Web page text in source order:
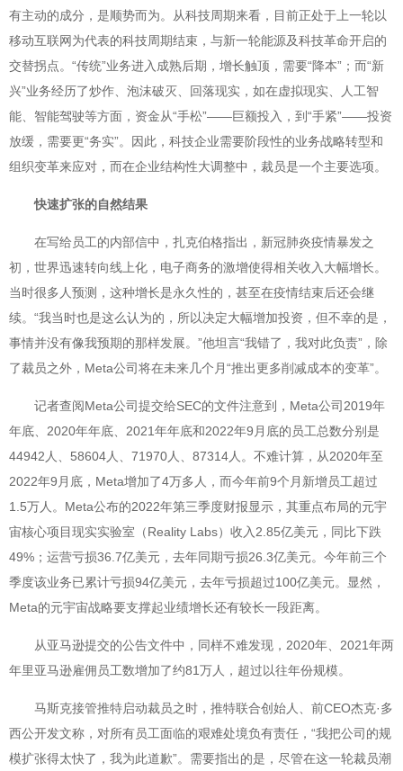
有主动的成分，是顺势而为。从科技周期来看，目前正处于上一轮以
移动互联网为代表的科技周期结束，与新一轮能源及科技革命开启的
交替拐点。“传统”业务进入成熟后期，增长触顶，需要“降本”；而“新
兴”业务经历了炒作、泡沫破灭、回落现实，如在虚拟现实、人工智
能、智能驾驶等方面，资金从“手松”——巨额投入，到“手紧”——投资
放缓，需要更“务实”。因此，科技企业需要阶段性的业务战略转型和
组织变革来应对，而在企业结构性大调整中，裁员是一个主要选项。
快速扩张的自然结果
在写给员工的内部信中，扎克伯格指出，新冠肺炎疫情暴发之
初，世界迅速转向线上化，电子商务的激增使得相关收入大幅增长。
当时很多人预测，这种增长是永久性的，甚至在疫情结束后还会继
续。“我当时也是这么认为的，所以决定大幅增加投资，但不幸的是，
事情并没有像我预期的那样发展。”他坦言“我错了，我对此负责”，除
了裁员之外，Meta公司将在未来几个月“推出更多削减成本的变革”。
记者查阅Meta公司提交给SEC的文件注意到，Meta公司2019年
年底、2020年年底、2021年年底和2022年9月底的员工总数分别是
44942人、58604人、71970人、87314人。不难计算，从2020年至
2022年9月底，Meta增加了4万多人，而今年前9个月新增员工超过
1.5万人。Meta公布的2022年第三季度财报显示，其重点布局的元宇
宙核心项目现实实验室（Reality Labs）收入2.85亿美元，同比下跌
49%；运营亏损36.7亿美元，去年同期亏损26.3亿美元。今年前三个
季度该业务已累计亏损94亿美元，去年亏损超过100亿美元。显然，
Meta的元宇宙战略要支撑起业绩增长还有较长一段距离。
从亚马逊提交的公告文件中，同样不难发现，2020年、2021年两
年里亚马逊雇佣员工数增加了约81万人，超过以往年份规模。
马斯克接管推特启动裁员之时，推特联合创始人、前CEO杰克·多
西公开发文称，对所有员工面临的艰难处境负有责任，“我把公司的规
模扩张得太快了，我为此道歉”。需要指出的是，尽管在这一轮裁员潮